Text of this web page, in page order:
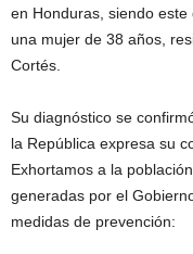
en Honduras, siendo
una mujer de 38 años,
Cortés.
Su diagnóstico se
la República expresa su
Exhortamos a la
generadas por el
medidas de prevención: